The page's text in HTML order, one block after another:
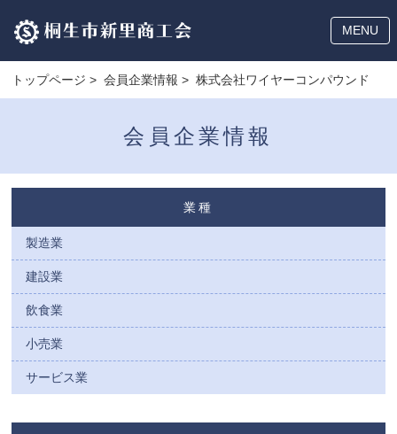
MENU
トップページ >会員企業情報 > 株式会社ワイヤーコンパウンド
会員企業情報
業種
製造業
建設業
飲食業
小売業
サービス業